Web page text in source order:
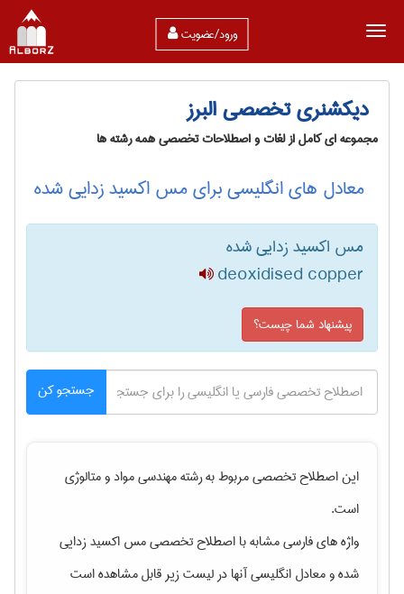
ورود/عضویت
دیکشنری تخصصی البرز
مجموعه ای کامل از لغات و اصطلاحات تخصصی همه رشته ها
معادل های انگلیسی برای مس اکسید زدایی شده
مس اکسید زدایی شده
deoxidised copper
پیشنهاد شما چیست؟
جستجو کن
این اصطلاح تخصصی مربوط به رشتهمهندسی مواد و متالوژی
است.
واژه های فارسی مشابه با اصطلاح تخصصیمس اکسید زدایی
شدهو معادل انگلیسی آنها در لیست زیر قابل مشاهده است